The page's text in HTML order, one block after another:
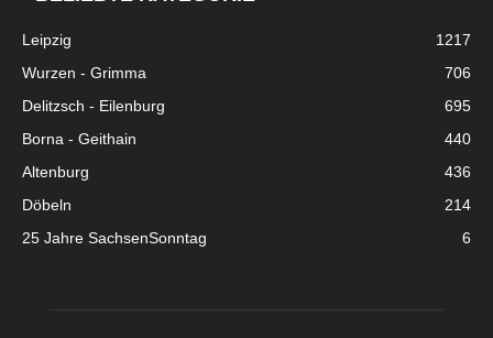
Leipzig
1217
Wurzen - Grimma
706
Delitzsch - Eilenburg
695
Borna - Geithain
440
Altenburg
436
Döbeln
214
25 Jahre SachsenSonntag
6